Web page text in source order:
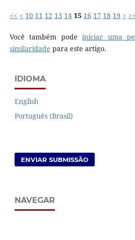
<< < 10 11 12 13 14 15 16 17 18 19 > >>
Você também podeiniciar uma
similaridade para este artigo.
IDIOMA
English
Português (Brasil)
ENVIAR SUBMISSÃO
NAVEGAR